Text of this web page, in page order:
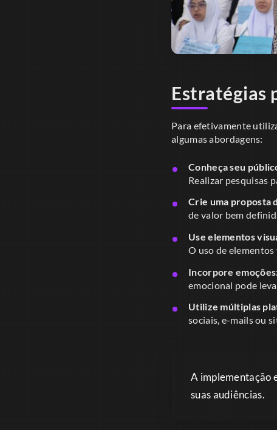
Estratégias
Para efetivamente
algumas abordagens:
Conheça seu
Realizar pesquisas
Crie uma proposta
de valor bem
Use elementos
O uso de elementos
Incorpore
emocional pode
Utilize múltiplas
sociais, e-mails ou
A implementação
suas audiências.